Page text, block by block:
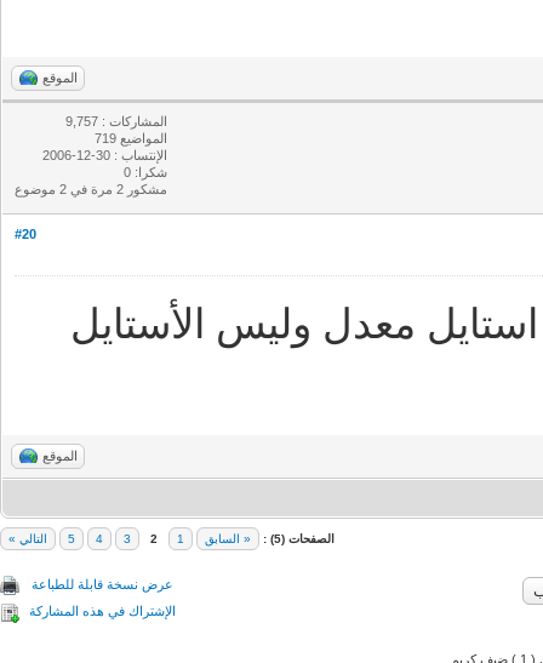
الموقع
المشاركات : 9,757
المواضيع 719
الإنتساب : 30-12-2006
شكرا: 0
مشكور 2 مرة في 2 موضوع
#20
معدل وليس الأستايل
الموقع
الصفحات (5) : « السابق التالي »
عرض نسخة قابلة للطباعة
الإشتراك في هذه المشاركة